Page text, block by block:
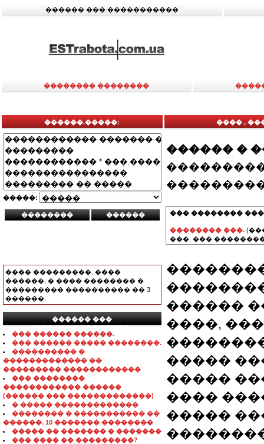
������ ��� �����������
�������� ��������
������.�����:
�����:
���� ���������, ����
������, � ���� �������� �
��������� ���������� �� 3
������.
������ ���
���������������
��� ������ ������.
��� ������ ����� ��������.
���������� �
������������� ��
��������� ������������
��� ��������
������������ ������
(������ ��� �������������)
� ����� �������������
�������� � ����������� ��
������. 10 ������� ��������
����� �� ������� � �������
��� ���� �� ���������?
���� ,
������ �
��� ��������
�������� ���.
���, ���
������
����,
�����
�����
����
�����